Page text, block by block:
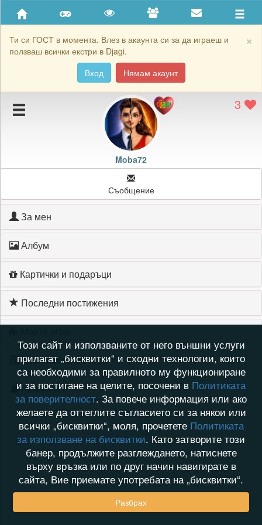
×
Ти си ГОСТ в момента. Влез в акаунта си за да играеш и
ползваш всички екстри в Djagi.
Вход
Нямам акаунт
Приятели
Хронология на игри
Подаръците на Moba72
Картичките на Moba72
3
Moba72
Съобщение
За мен
Албум
Картички и подаръци
Последни постижения
Хронология на игри
Активност
Този сайт и използваните от него външни услуги
прилагат „бисквитки“ и сходни технологии, които
са необходими за правилното му функциониране
и за постигане на целите, посочени в Политиката
за поверителност. За повече информация или ако
желаете да оттеглите съгласието си за някои или
всички „бисквитки“, моля, прочетете Политиката
за използване на бисквитки. Като затворите този
банер, продължите разглеждането, натиснете
върху връзка или по друг начин навигирате в
сайта, Вие приемате употребата на „бисквитки“.
Разбрах